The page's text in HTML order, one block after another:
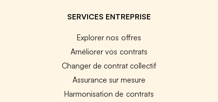
SERVICES ENTREPRISE
Explorer nos offres
Améliorer vos contrats
Changer de contrat collectif
Assurance sur mesure
Harmonisation de contrats